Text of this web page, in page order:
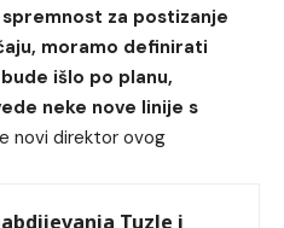
za postizanje
moramo definirati
išlo po planu,
neke nove linije s
novi direktor ovog
Tuzle i